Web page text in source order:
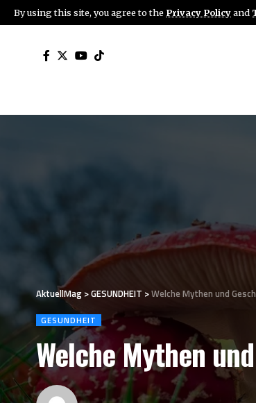
By using this site, you agree to the Privacy Policyand
AktuellMag >GESUNDHEIT >Welche Mythen und
GESUNDHEIT
Welche Mythen